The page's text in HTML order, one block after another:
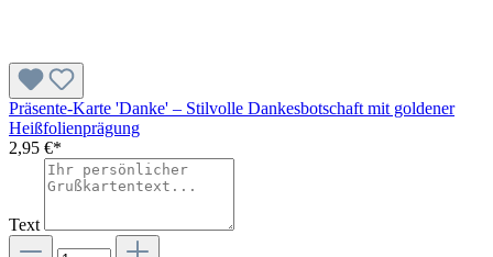
Präsente-Karte 'Danke' – Stilvolle Dankesbotschaft mit goldener
Heißfolienprägung
2,95 €*
Text